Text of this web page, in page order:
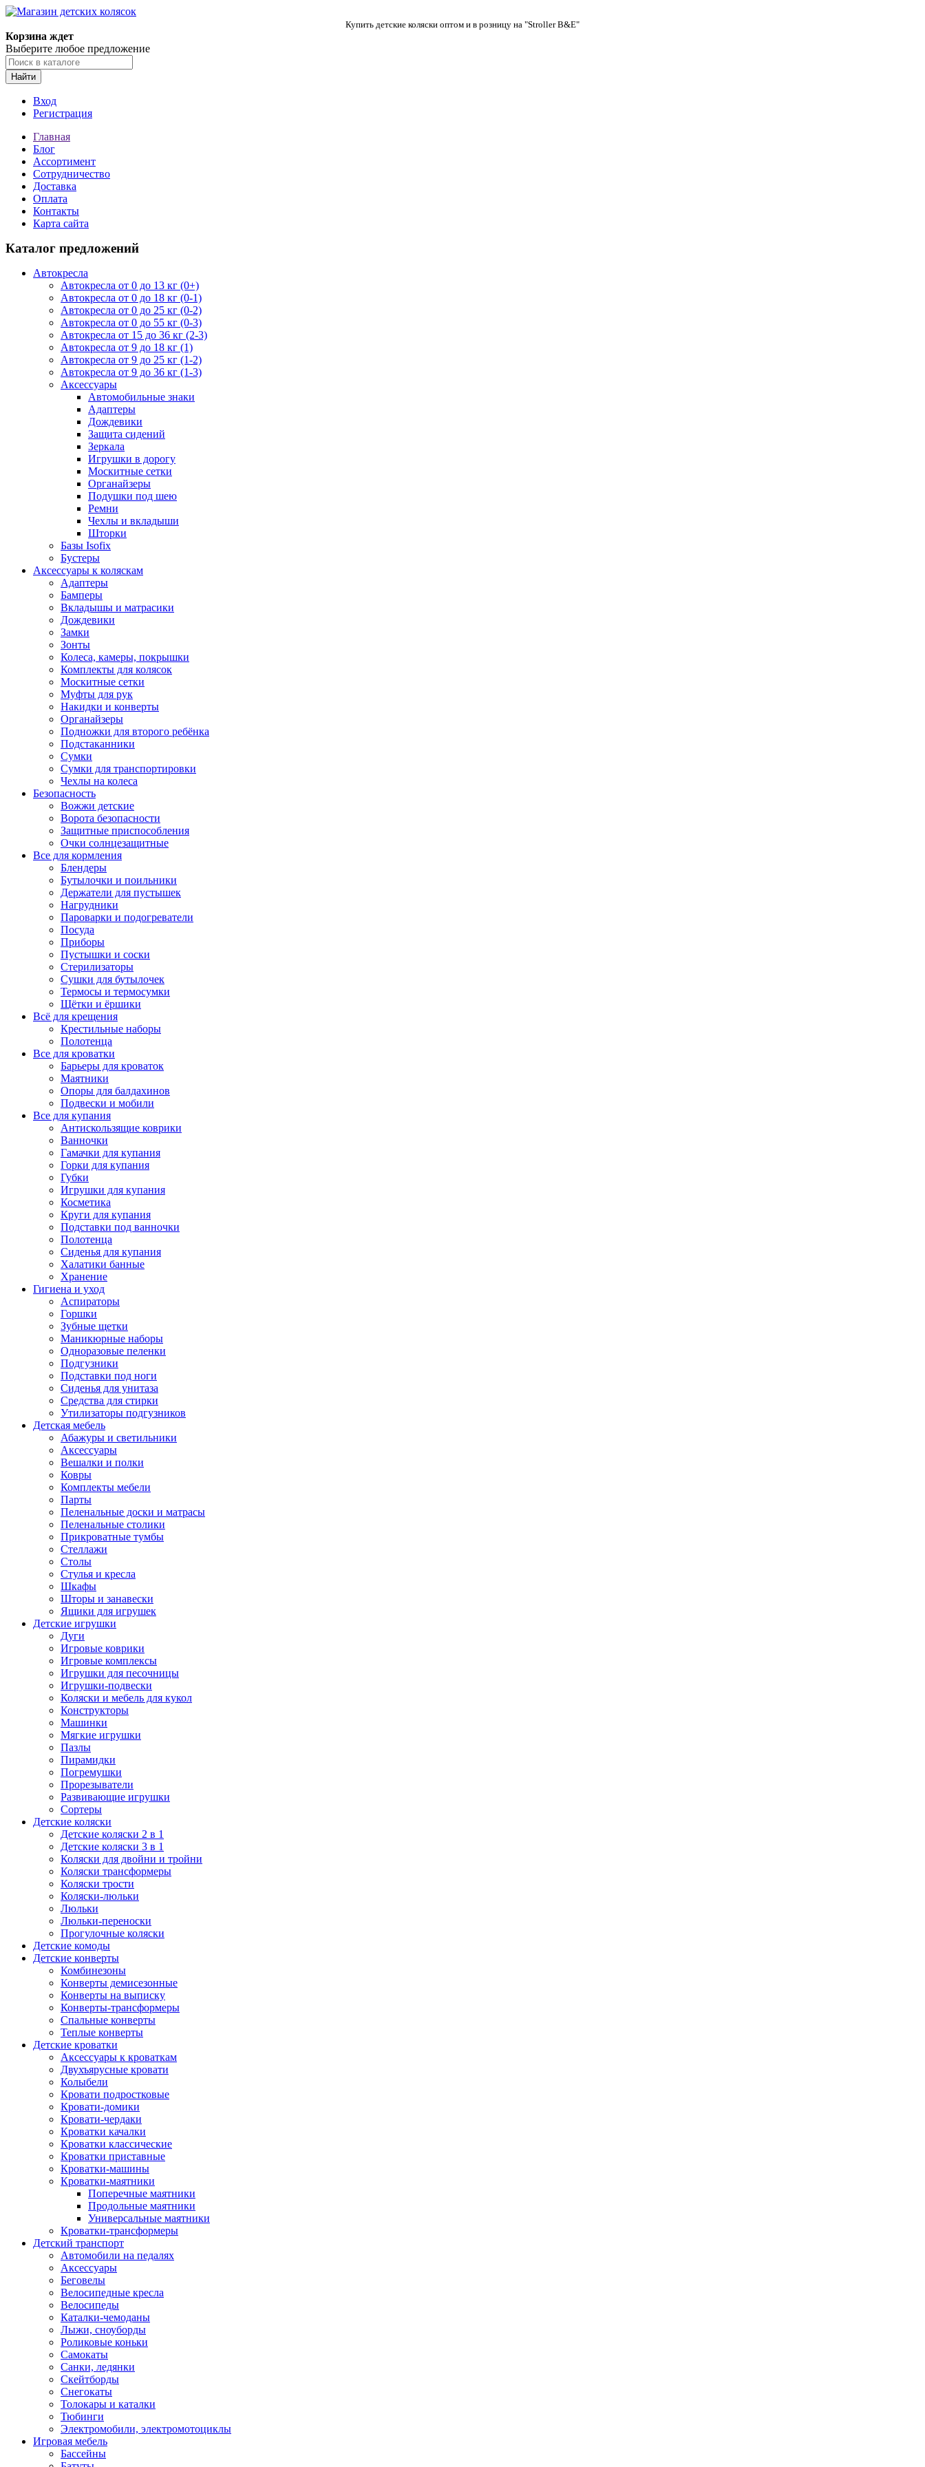
Купить детские коляски оптом и в розницу на "Stroller B&E"
Корзина ждет
Выберите любое предложение
Найти
Вход
Регистрация
Главная
Блог
Ассортимент
Сотрудничество
Доставка
Оплата
Контакты
Карта сайта
Каталог предложений
Автокресла
Автокресла от 0 до 13 кг (0+)
Автокресла от 0 до 18 кг (0-1)
Автокресла от 0 до 25 кг (0-2)
Автокресла от 0 до 55 кг (0-3)
Автокресла от 15 до 36 кг (2-3)
Автокресла от 9 до 18 кг (1)
Автокресла от 9 до 25 кг (1-2)
Автокресла от 9 до 36 кг (1-3)
Аксессуары
Автомобильные знаки
Адаптеры
Дождевики
Защита сидений
Зеркала
Игрушки в дорогу
Москитные сетки
Органайзеры
Подушки под шею
Ремни
Чехлы и вкладыши
Шторки
Базы Isofix
Бустеры
Аксессуары к коляскам
Адаптеры
Бамперы
Вкладышы и матрасики
Дождевики
Замки
Зонты
Колеса, камеры, покрышки
Комплекты для колясок
Москитные сетки
Муфты для рук
Накидки и конверты
Органайзеры
Подножки для второго ребёнка
Подстаканники
Сумки
Сумки для транспортировки
Чехлы на колеса
Безопасность
Вожжи детские
Ворота безопасности
Защитные приспособления
Очки солнцезащитные
Все для кормления
Блендеры
Бутылочки и поильники
Держатели для пустышек
Нагрудники
Пароварки и подогреватели
Посуда
Приборы
Пустышки и соски
Стерилизаторы
Сушки для бутылочек
Термосы и термосумки
Щётки и ёршики
Всё для крещения
Крестильные наборы
Полотенца
Все для кроватки
Барьеры для кроваток
Маятники
Опоры для балдахинов
Подвески и мобили
Все для купания
Антискользящие коврики
Ванночки
Гамачки для купания
Горки для купания
Губки
Игрушки для купания
Косметика
Круги для купания
Подставки под ванночки
Полотенца
Сиденья для купания
Халатики банные
Хранение
Гигиена и уход
Аспираторы
Горшки
Зубные щетки
Маникюрные наборы
Одноразовые пеленки
Подгузники
Подставки под ноги
Сиденья для унитаза
Средства для стирки
Утилизаторы подгузников
Детская мебель
Абажуры и светильники
Аксессуары
Вешалки и полки
Ковры
Комплекты мебели
Парты
Пеленальные доски и матрасы
Пеленальные столики
Прикроватные тумбы
Стеллажи
Столы
Стулья и кресла
Шкафы
Шторы и занавески
Ящики для игрушек
Детские игрушки
Дуги
Игровые коврики
Игровые комплексы
Игрушки для песочницы
Игрушки-подвески
Коляски и мебель для кукол
Конструкторы
Машинки
Мягкие игрушки
Пазлы
Пирамидки
Погремушки
Прорезыватели
Развивающие игрушки
Сортеры
Детские коляски
Детские коляски 2 в 1
Детские коляски 3 в 1
Коляски для двойни и тройни
Коляски трансформеры
Коляски трости
Коляски-люльки
Люльки
Люльки-переноски
Прогулочные коляски
Детские комоды
Детские конверты
Комбинезоны
Конверты демисезонные
Конверты на выписку
Конверты-трансформеры
Спальные конверты
Теплые конверты
Детские кроватки
Аксессуары к кроваткам
Двухъярусные кровати
Колыбели
Кровати подростковые
Кровати-домики
Кровати-чердаки
Кроватки качалки
Кроватки классические
Кроватки приставные
Кроватки-машины
Кроватки-маятники
Поперечные маятники
Продольные маятники
Универсальные маятники
Кроватки-трансформеры
Детский транспорт
Автомобили на педалях
Аксессуары
Беговелы
Велосипедные кресла
Велосипеды
Каталки-чемоданы
Лыжи, сноуборды
Роликовые коньки
Самокаты
Санки, ледянки
Скейтборды
Снегокаты
Толокары и каталки
Тюбинги
Электромобили, электромотоциклы
Игровая мебель
Бассейны